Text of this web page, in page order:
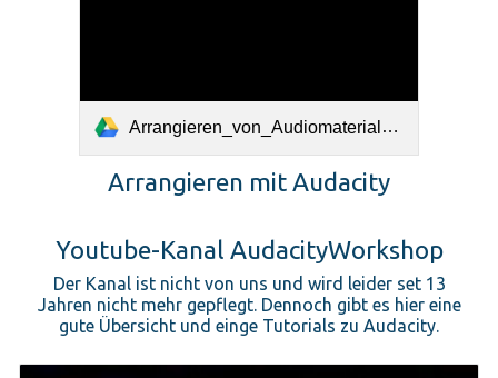
Arrangieren_von_Audiomaterial_mit_Audacity.pdf
Arrangieren mit Audacity
Youtube-Kanal AudacityWorkshop
Der Kanal ist nicht von uns und wird leider set 13
Jahren nicht mehr gepflegt. Dennoch gibt es hier eine
gute Übersicht und einge Tutorials zu Audacity.